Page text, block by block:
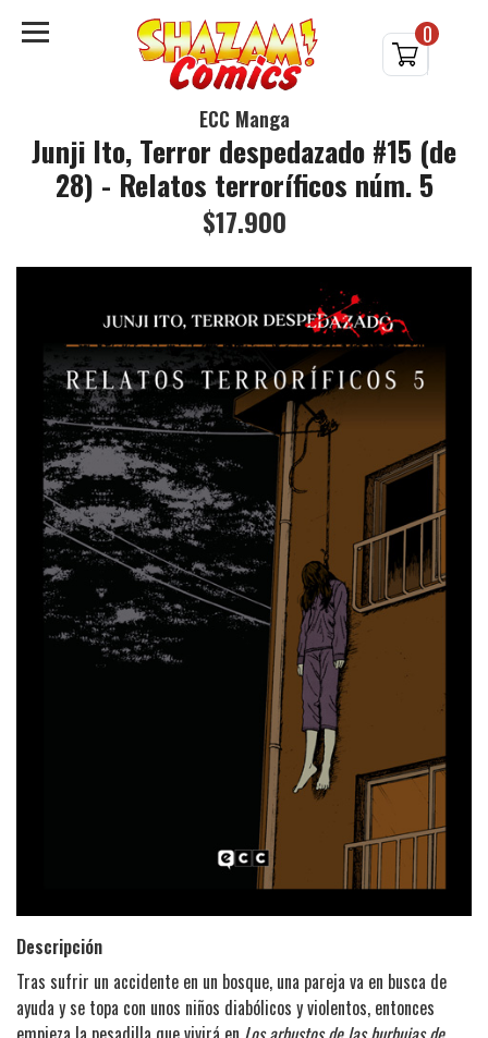
0
ECC Manga
Junji Ito, Terror despedazado #15 (de
28) - Relatos terroríficos núm. 5
$17.900
Descripción
Tras sufrir un accidente en un bosque, una pareja va en busca de
ayuda y se topa con unos niños diabólicos y violentos, entonces